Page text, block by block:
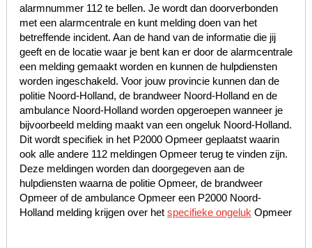
alarmnummer 112 te bellen. Je wordt dan doorverbonden
met een alarmcentrale en kunt melding doen van het
betreffende incident. Aan de hand van de informatie die jij
geeft en de locatie waar je bent kan er door de alarmcentrale
een melding gemaakt worden en kunnen de hulpdiensten
worden ingeschakeld. Voor jouw provincie kunnen dan de
politie Noord-Holland, de brandweer Noord-Holland en de
ambulance Noord-Holland worden opgeroepen wanneer je
bijvoorbeeld melding maakt van een ongeluk Noord-Holland.
Dit wordt specifiek in het P2000 Opmeer geplaatst waarin
ook alle andere 112 meldingen Opmeer terug te vinden zijn.
Deze meldingen worden dan doorgegeven aan de
hulpdiensten waarna de politie Opmeer, de brandweer
Opmeer of de ambulance Opmeer een P2000 Noord-
Holland melding krijgen over het specifieke ongeluk Opmeer